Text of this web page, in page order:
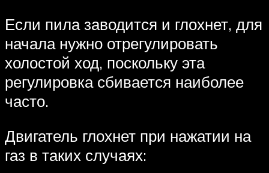
Если пила заводится и глохнет, для
начала нужно отрегулировать
холостой ход, поскольку эта
регулировка сбивается наиболее
часто.
Двигатель глохнет при нажатии на
газ в таких случаях: